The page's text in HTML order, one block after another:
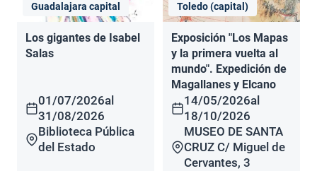
Guadalajara capital
Los gigantes de Isabel
Salas
01/07/2026al
31/08/2026
Biblioteca Pública
del Estado
Toledo (capital)
Exposición "Los Mapas
y la primera vuelta al
mundo". Expedición de
Magallanes y Elcano
14/05/2026al
18/10/2026
MUSEO DE SANTA
CRUZ C/ Miguel de
Cervantes, 3